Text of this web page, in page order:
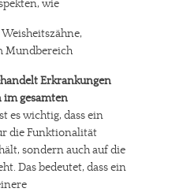
wie
Mundbereich
Erkrankungen
im gesamten
es wichtig, dass ein
die Funktionalität
sondern auch auf die
Das bedeutet, dass ein